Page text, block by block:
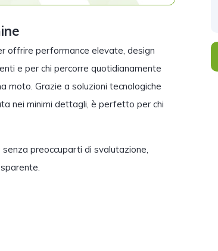
offrire performance elevate, design
e per chi percorre quotidianamente
moto. Grazie a soluzioni tecnologiche
nei minimi dettagli, è perfetto per chi
senza preoccuparti di svalutazione,